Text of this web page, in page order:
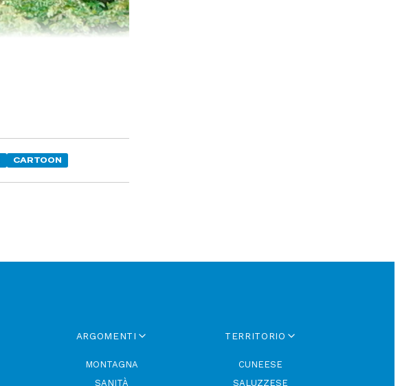
CARTOON
ARGOMENTI
MONTAGNA
SANITÀ
TERRITORIO
CUNEESE
SALUZZESE